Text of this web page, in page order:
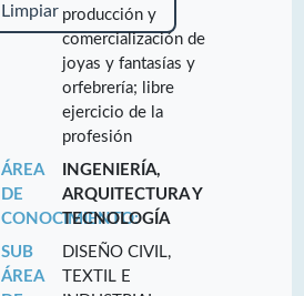
Limpiar producción y
comercialización de
joyas y fantasías y
orfebrería; libre
ejercicio de la
profesión
ÁREA
DE
CONOCIMIENTO:
INGENIERÍA,
ARQUITECTURA Y
TECNOLOGÍA
SUB
ÁREA
DISEÑO CIVIL,
TEXTIL E